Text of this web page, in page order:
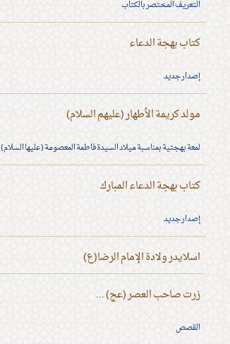
التعريف المختصر بالكتاب
كتاب بهجة الدعاء
إصدار جديد
مولد كريمة الأطهار (عليهم السلام)
لمعة بهجتية بمناسبة ميلاد السيدة فاطمة المعصومة (عليها السلام)
كتاب بهجة الدعاء المبارك
إصدار جديد
اسلايدر ولادة الإمام الرضا(ع)
زرت صاحب العصر (عج) ...
القصص